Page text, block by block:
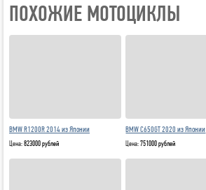
ПОХОЖИЕ МОТОЦИКЛЫ
BMW R1200R 2014 из Японии
Цена:823000 рублей
BMW C650GT 2020 из Японии
Цена:751000 рублей